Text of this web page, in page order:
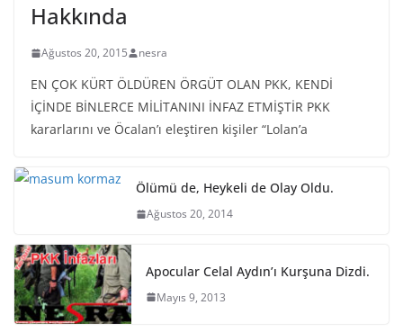
Hakkında
Ağustos 20, 2015 nesra
EN ÇOK KÜRT ÖLDÜREN ÖRGÜT OLAN PKK, KENDİ
İÇİNDE BİNLERCE MİLİTANINI İNFAZ ETMİŞTİR PKK
kararlarını ve Öcalan’ı eleştiren kişiler “Lolan’a
Ölümü de, Heykeli de Olay Oldu.
Ağustos 20, 2014
Apocular Celal Aydın’ı Kurşuna Dizdi.
Mayıs 9, 2013